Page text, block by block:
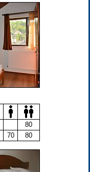
80
70 80